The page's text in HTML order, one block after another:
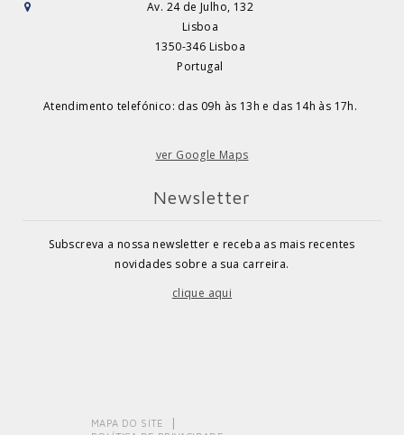
Av. 24 de Julho, 132
Lisboa
1350-346 Lisboa
Portugal
Atendimento telefónico: das 09h às 13h e das 14h às 17h.
ver Google Maps
Newsletter
Subscreva a nossa newsletter e receba as mais recentes
novidades sobre a sua carreira.
clique aqui
MAPA DO SITE